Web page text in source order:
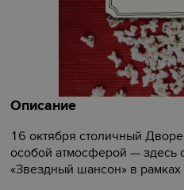
Описание
16 октября столичный
особой атмосферой — здесь
«Звездный шансон» в